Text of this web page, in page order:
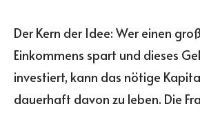
Der Kern der Idee: Wer einen
Einkommens spart und dieses
investiert, kann das nötige
dauerhaft davon zu leben. Die